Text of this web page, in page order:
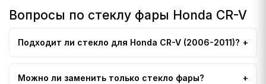
Вопросы по стеклу фары Honda CR-V
Подходит ли стекло для Honda CR-V (2006-2011)?
Можно ли заменить только стекло фары?